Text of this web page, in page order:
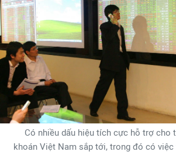
Có nhiều dấu hiệu tích cực hỗ trợ cho
khoán Việt Nam sắp tới, trong đó có